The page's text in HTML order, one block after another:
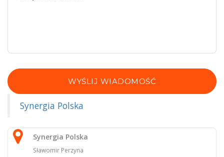
WYŚLIJ WIADOMOŚĆ
Synergia Polska
Synergia Polska
Sławomir Perzyna